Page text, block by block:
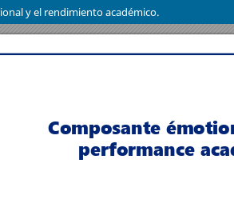
y el rendimiento académico.